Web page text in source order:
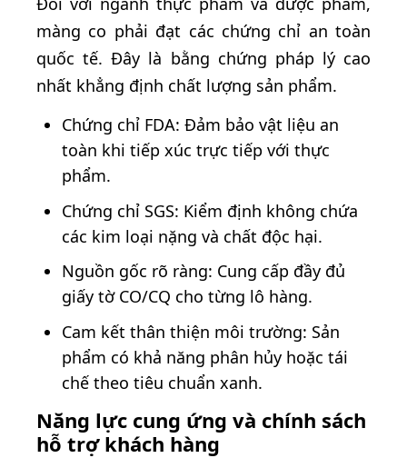
màng co phải đạt các chứng chỉ an toàn
quốc tế. Đây là bằng chứng pháp lý cao
nhất khẳng định chất lượng sản phẩm.
Chứng chỉ FDA: Đảm bảo vật liệu an
toàn khi tiếp xúc trực tiếp với thực
phẩm.
Chứng chỉ SGS: Kiểm định không chứa
các kim loại nặng và chất độc hại.
Nguồn gốc rõ ràng: Cung cấp đầy đủ
giấy tờ CO/CQ cho từng lô hàng.
Cam kết thân thiện môi trường: Sản
phẩm có khả năng phân hủy hoặc tái
chế theo tiêu chuẩn xanh.
Năng lực cung ứng và chính sách
hỗ trợ khách hàng